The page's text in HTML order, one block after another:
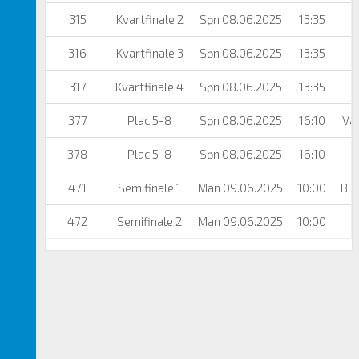
315 Kvartfinale 2 Søn 08.06.2025 13:35
316 Kvartfinale 3 Søn 08.06.2025 13:35
317 Kvartfinale 4 Søn 08.06.2025 13:35
377 Plac 5-8 Søn 08.06.2025 16:10
378 Plac 5-8 Søn 08.06.2025 16:10
471 Semifinale 1 Man 09.06.2025 10:00
472 Semifinale 2 Man 09.06.2025 10:00